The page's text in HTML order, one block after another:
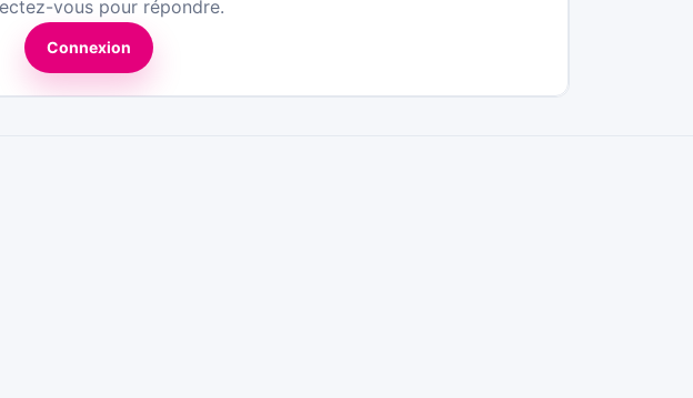
vous pour répondre.
Connexion